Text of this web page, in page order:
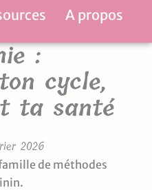
A propos
:
cycle,
ta santé
2026
de méthodes